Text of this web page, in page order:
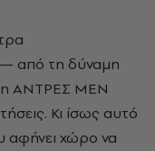
— από τη δύναμη
ΑΝΤΡΕΣ MEN
Κι ίσως αυτό
αφήνει χώρο να